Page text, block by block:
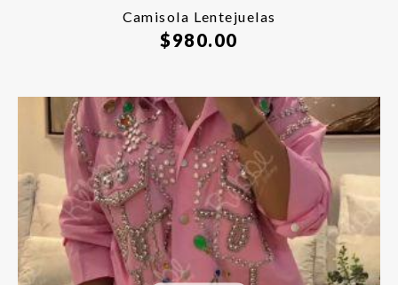
Camisola Lentejuelas
$980.00